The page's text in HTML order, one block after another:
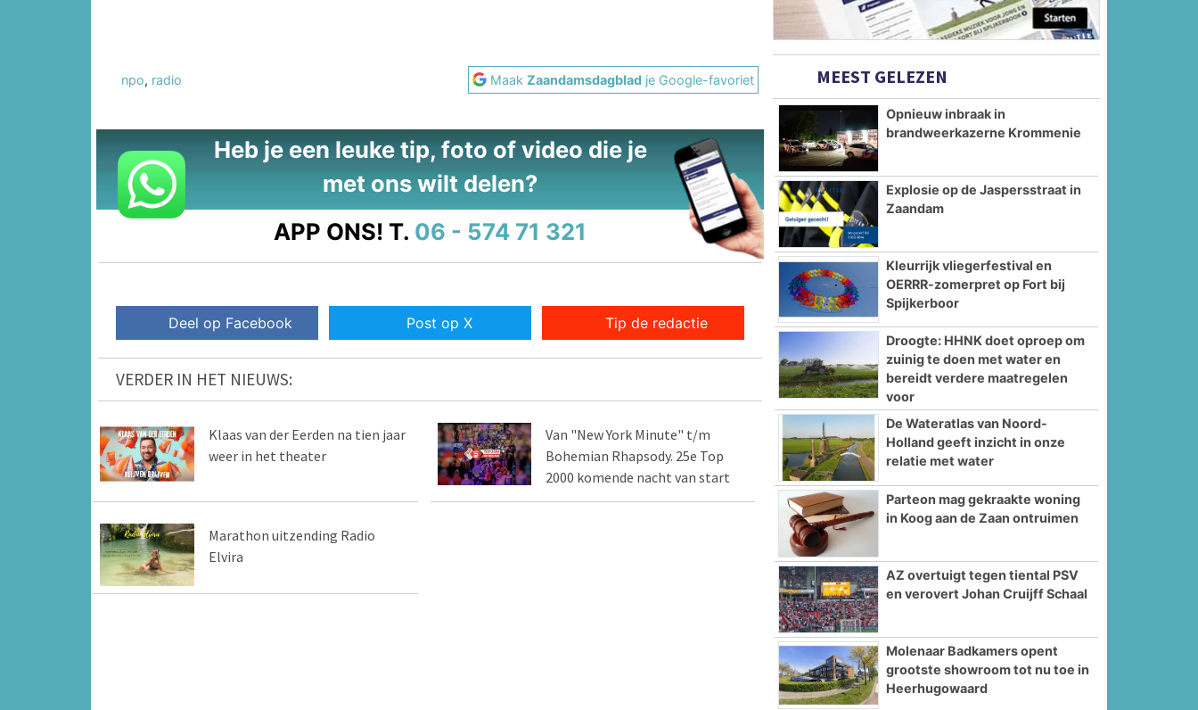
npo, radio MaakZaandamsdagblad je Google-favoriet
Heb je een leuke tip, foto of video die je
met ons wilt delen?
APP ONS! T. 06 - 574 71 321
Deel op Facebook Post op X Tip de redactie
VERDER IN HET NIEUWS:
Klaas van der Eerden na tien jaar
weer in het theater
Van "New York Minute" t/m
Bohemian Rhapsody. 25e Top
2000 komende nacht van start
Marathon uitzending Radio
Elvira
MEEST GELEZEN
Opnieuw inbraak in
brandweerkazerne Krommenie
Explosie op de Jaspersstraat in
Zaandam
Kleurrijk vliegerfestival en
OERRR-zomerpret op Fort bij
Spijkerboor
Droogte: HHNK doet oproep om
zuinig te doen met water en
bereidt verdere maatregelen
voor
De Wateratlas van Noord-
Holland geeft inzicht in onze
relatie met water
Parteon mag gekraakte woning
in Koog aan de Zaan ontruimen
AZ overtuigt tegen tiental PSV
en verovert Johan Cruijff Schaal
Molenaar Badkamers opent
grootste showroom tot nu toe in
Heerhugowaard